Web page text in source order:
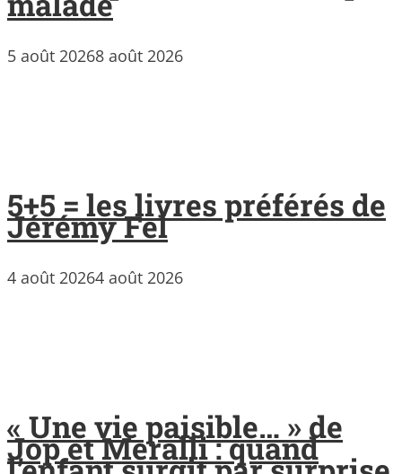
5 août 20268 août 2026
5+5 = les livres préférés de
Jérémy Fel
4 août 20264 août 2026
« Une vie paisible… » de
Jop et Meralli : quand